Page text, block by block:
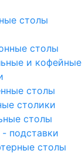
столы
столы
и кофейные
столы
столики
столы
подставки
столы